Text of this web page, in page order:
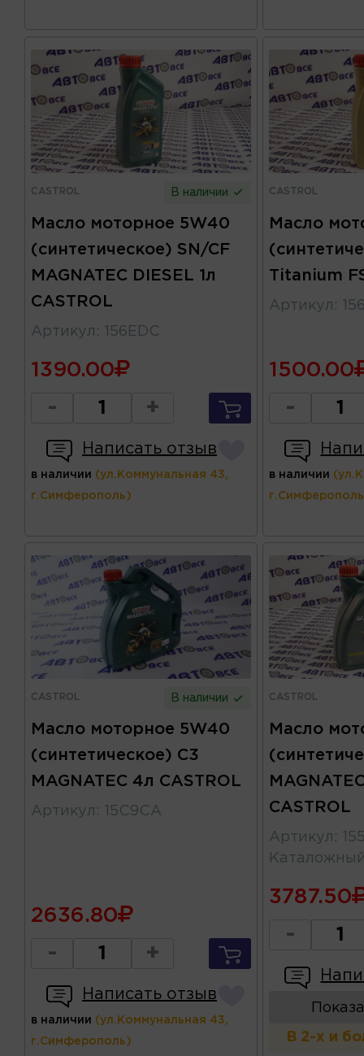
CASTROL В наличии
Масло моторное 5W40
(синтетическое) SN/CF
MAGNATEC DIESEL 1л
CASTROL
Артикул : 156EDC
1390.00
- +
Написать отзыв
в наличии (ул.Коммунальная 43,
г.Симферополь)
CASTROL
Масло
Titanium
Артикул :
1500.00
-
в наличии
CASTROL В наличии
Масло моторное 5W40
(синтетическое) C3
MAGNATEC 4л CASTROL
Артикул : 15C9CA
2636.80
- +
Написать отзыв
в наличии (ул.Коммунальная 43,
г.Симферополь)
CASTROL
Масло
CASTROL
Артикул :
3787.50
-
В 2-х и